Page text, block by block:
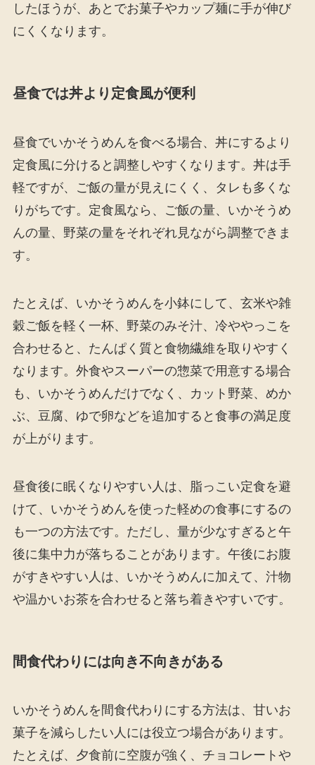
したほうが、あとでお菓子やカップ麺に手が伸び
にくくなります。
昼食では丼より定食風が便利
昼食でいかそうめんを食べる場合、丼にするより
定食風に分けると調整しやすくなります。丼は手
軽ですが、ご飯の量が見えにくく、タレも多くな
りがちです。定食風なら、ご飯の量、いかそうめ
んの量、野菜の量をそれぞれ見ながら調整できま
す。
たとえば、いかそうめんを小鉢にして、玄米や雑
穀ご飯を軽く一杯、野菜のみそ汁、冷ややっこを
合わせると、たんぱく質と食物繊維を取りやすく
なります。外食やスーパーの惣菜で用意する場合
も、いかそうめんだけでなく、カット野菜、めか
ぶ、豆腐、ゆで卵などを追加すると食事の満足度
が上がります。
昼食後に眠くなりやすい人は、脂っこい定食を避
けて、いかそうめんを使った軽めの食事にするの
も一つの方法です。ただし、量が少なすぎると午
後に集中力が落ちることがあります。午後にお腹
がすきやすい人は、いかそうめんに加えて、汁物
や温かいお茶を合わせると落ち着きやすいです。
間食代わりには向き不向きがある
いかそうめんを間食代わりにする方法は、甘いお
菓子を減らしたい人には役立つ場合があります。
たとえば、夕食前に空腹が強く、チョコレートや